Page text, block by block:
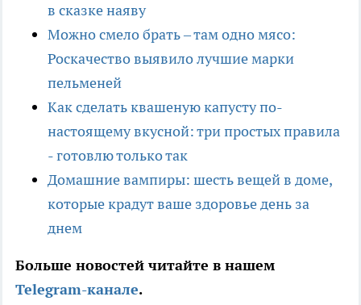
в сказке наяву
Можно смело брать – там одно мясо:
Роскачество выявило лучшие марки
пельменей
Как сделать квашеную капусту по-
настоящему вкусной: три простых правила
- готовлю только так
Домашние вампиры: шесть вещей в доме,
которые крадут ваше здоровье день за
днем
Больше новостей читайте в нашем
Telegram-канале.